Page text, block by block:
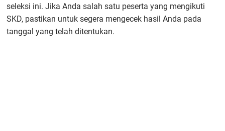
seleksi ini. Jika Anda salah satu peserta yang mengikuti
SKD, pastikan untuk segera mengecek hasil Anda pada
tanggal yang telah ditentukan.